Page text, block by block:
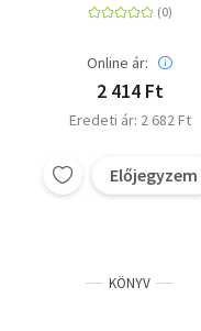
Online ár:
2 414 Ft
Eredeti ár: 2 682 Ft
Előjegyzem
KÖNYV